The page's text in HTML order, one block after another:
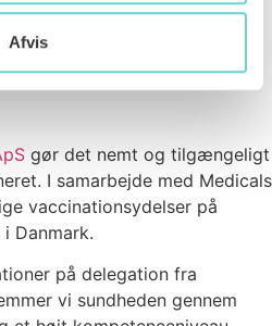
Afvis
ved Medicals ApS
gør det nemt og tilgængeligt
I samarbejde med Medicals
vaccinationsydelser på
Danmark.
på delegation fra
vi sundheden gennem